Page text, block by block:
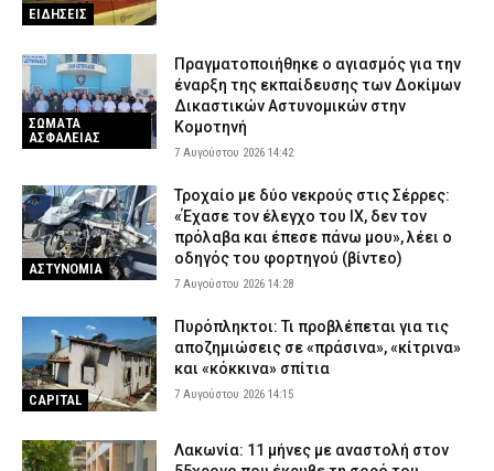
ΕΙΔΗΣΕΙΣ
ΣΩΜΑΤΑ
ΑΣΦΑΛΕΙΑΣ
Πραγματοποιήθηκε ο αγιασμός για την
έναρξη της εκπαίδευσης των Δοκίμων
Δικαστικών Αστυνομικών στην
Κομοτηνή
7 Αυγούστου 2026 14:42
ΑΣΤΥΝΟΜΙΑ
Τροχαίο με δύο νεκρούς στις Σέρρες:
«Έχασε τον έλεγχο του ΙΧ, δεν τον
πρόλαβα και έπεσε πάνω μου», λέει ο
οδηγός του φορτηγού (βίντεο)
7 Αυγούστου 2026 14:28
CAPITAL
Πυρόπληκτοι: Τι προβλέπεται για τις
αποζημιώσεις σε «πράσινα», «κίτρινα»
και «κόκκινα» σπίτια
7 Αυγούστου 2026 14:15
Λακωνία: 11 μήνες με αναστολή στον